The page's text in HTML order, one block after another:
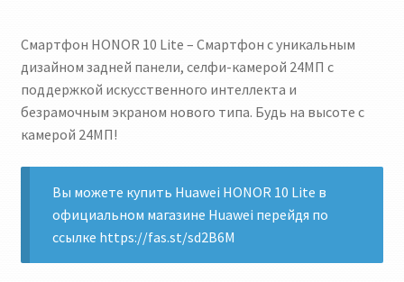
Смартфон HONOR 10 Lite – Смартфон с уникальным
дизайном задней панели, селфи-камерой 24МП с
поддержкой искусственного интеллекта и
безрамочным экраном нового типа. Будь на высоте с
камерой 24МП!
Вы можете купить Huawei HONOR 10 Lite в
официальном магазине Huawei перейдя по
ссылке https://fas.st/sd2B6M